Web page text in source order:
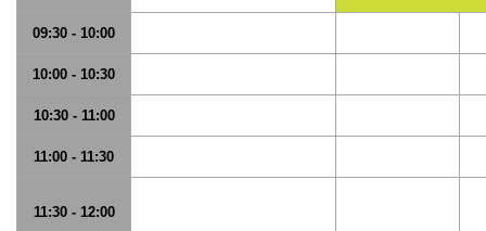
09:30 - 10:00
10:00 - 10:30
10:30 - 11:00
11:00 - 11:30
11:30 - 12:00